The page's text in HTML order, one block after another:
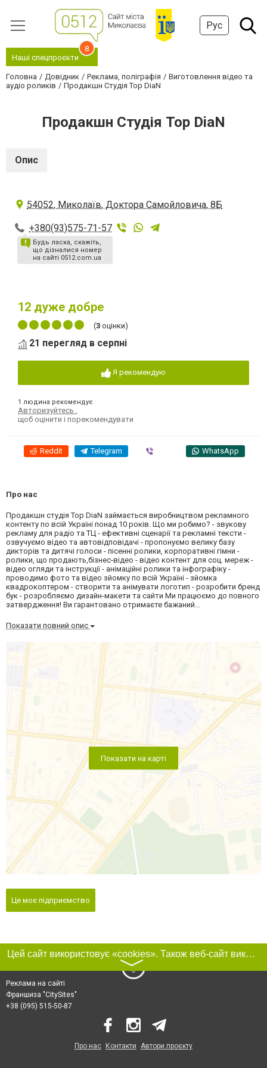
Рус
Наші спецпроєкти
8
Головна Довідник Реклама, поліграфія
Виготовлення відео та
аудіо роликів
Продакшн Студія Top DiaN
Продакшн Студія Top DiaN
Опис
54052, Миколаїв, Доктора Самойловича, 8Б
+380(93)575-71-57
Будь ласка, скажіть,
що дізналися номер
на сайті 0512.com.ua
12 дуже добре
(3 оцінки)
21 перегляд в серпні
Я рекомендую
1 людина рекомендує
Авторизуйтесь
щоб оцінити і порекомендувати
Reddit Telegram WhatsApp
Про нас
Продакшн студія Top DiaN займається виробництвом рекламного
контенту по всій Україні понад 10 років. Що ми робимо? - звукову
рекламу для радіо та ТЦ - ефективні сценарії та рекламні тексти -
озвучуємо відео та автовідповідачі - пропонуємо велику базу
дикторів та дитячі голоси - пісенні ролики, корпоративні гімни -
ролики, що продають,бізнес-відео - відео контент для соц. мереж -
відео огляди та інструкції - анімаційні ролики та інфографіку -
проводимо фото та відео зйомку по всій Україні - зйомка
квадрокоптером - створити та анімувати логотип - розробити бренд
бук - розробляємо дизайн-макети та сайти Ми працюємо до повного
затвердження! Ви гарантовано отримаєте бажаний...
Показати повний опис
Показати на карті
Це моє підприємство
Цей сайт використовує «cookies». Також веб-сайт використовує інтернет-сервіс для збору технічних даних стосовно відвідувачів з метою отримання маркетингової та статистичної інформації. Умови обробки даних відвідувачів сайту див.
〉
Реклама на сайті
Франшиза "CitySites"
+38 (095) 515-50-87
Про нас Контакти Автори проєкту